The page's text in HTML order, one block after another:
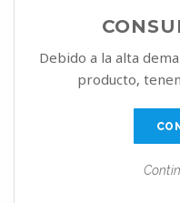
Debido a la alta
producto,